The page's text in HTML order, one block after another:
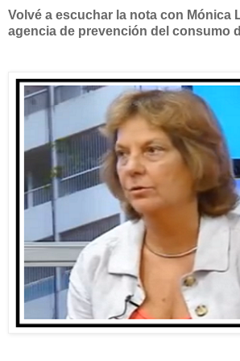
Volvé a escuchar la nota con Mónica
agencia de prevención del consumo